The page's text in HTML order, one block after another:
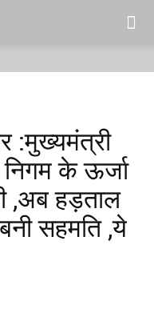
:मुख्यमंत्री
निगम के ऊर्जा
,अब हड़ताल
सहमति ,ये